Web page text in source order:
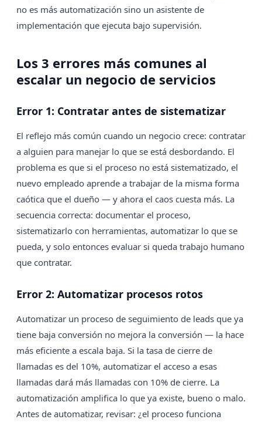
no es más automatización sino un asistente de
implementación que ejecuta bajo supervisión.
Los 3 errores más comunes al
escalar un negocio de servicios
Error 1: Contratar antes de sistematizar
El reflejo más común cuando un negocio crece: contratar
a alguien para manejar lo que se está desbordando. El
problema es que si el proceso no está sistematizado, el
nuevo empleado aprende a trabajar de la misma forma
caótica que el dueño — y ahora el caos cuesta más. La
secuencia correcta: documentar el proceso,
sistematizarlo con herramientas, automatizar lo que se
pueda, y solo entonces evaluar si queda trabajo humano
que contratar.
Error 2: Automatizar procesos rotos
Automatizar un proceso de seguimiento de leads que ya
tiene baja conversión no mejora la conversión — la hace
más eficiente a escala baja. Si la tasa de cierre de
llamadas es del 10%, automatizar el acceso a esas
llamadas dará más llamadas con 10% de cierre. La
automatización amplifica lo que ya existe, bueno o malo.
Antes de automatizar, revisar: ¿el proceso funciona